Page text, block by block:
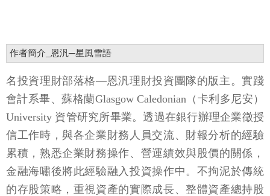
作者簡介_恩汎─星風雪語
名投資理財部落格—恩汎理財投資團隊的版主。實踐
會計系畢、蘇格蘭Glasgow Caledonian（卡利多尼安）
University 資管研究所畢業。透過在銀行辦理企業徵授
信工作時，與各企業財務人員交流、財報分析的經驗
累積，熟悉企業財務操作、營運績效與股價的關係，
金融海嘯後將此經驗融入投資操作中。不拘泥於傳統
的存股策略，重視資產的實際成長、整體資產總持股